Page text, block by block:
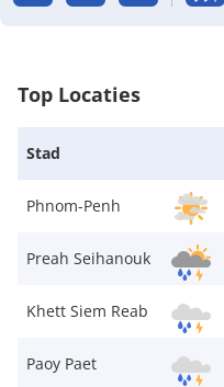
Top Locaties
Stad
Phnom-Penh
Preah Seihanouk
Khett Siem Reab
Paoy Paet